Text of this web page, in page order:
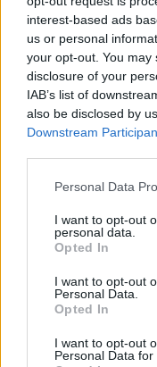
interest-based ads
us or personal
your opt-out. You
disclosure of your
IAB’s list of
also be disclosed by
Downstream
Please note that this
not limited to your
grant or deny
use your data for
consent section.
Personal Data
I want to opt-out
personal data.
Opted In
I want to opt-out
Personal Data.
Opted In
I want to opt-out
Personal Data for